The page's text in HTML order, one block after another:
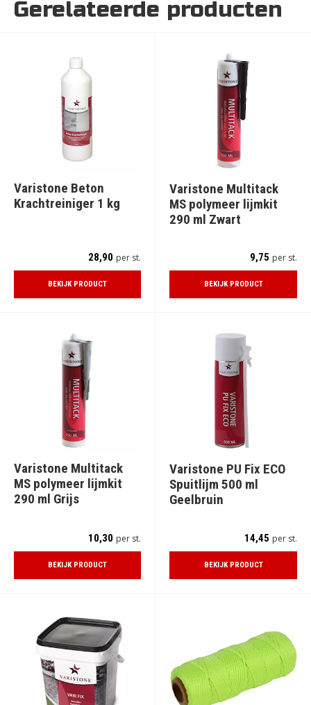
Gerelateerde producten
Varistone Beton
Krachtreiniger 1 kg
28,90 per st.
BEKIJK PRODUCT
Varistone Multitack
MS polymeer lijmkit
290 ml Zwart
9,75 per st.
BEKIJK PRODUCT
Varistone Multitack
MS polymeer lijmkit
290 ml Grijs
10,30 per st.
BEKIJK PRODUCT
Varistone PU Fix ECO
Spuitlijm 500 ml
Geelbruin
14,45 per st.
BEKIJK PRODUCT